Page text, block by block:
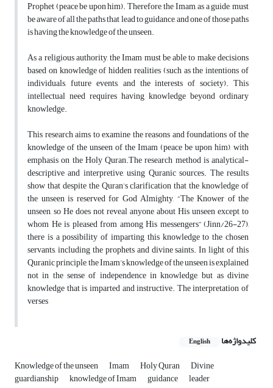
Prophet (peace be upon him). Therefore, the Imam, as a guide, must
be aware of all the paths that lead to guidance, and one of those paths
is having the knowledge of the unseen.
As a religious authority, the Imam must be able to make decisions
based on knowledge of hidden realities (such as the intentions of
individuals, future events, and the interests of society). This
intellectual need requires having knowledge beyond ordinary
knowledge.
This research aims to examine the reasons and foundations of the
knowledge of the unseen of the Imam (peace be upon him), with
emphasis on the Holy Quran.The research method is analytical-
descriptive and interpretive, using Quranic sources. The results
show that despite the Quran’s clarification that the knowledge of
the unseen is reserved for God Almighty, “The Knower of the
unseen, so He does not reveal anyone about His unseen except to
whom He is pleased from among His messengers” (Jinn/26-27),
there is a possibility of imparting this knowledge to the chosen
servants, including the prophets and divine saints. In light of this
Quranic principle, the Imam’s knowledge of the unseen is explained
not in the sense of independence in knowledge, but as divine
knowledge that is imparted and instructive. The interpretation of
verses
کلیدواژه‌ها English
Knowledge of the unseen Imam Holy Quran Divine
guardianship knowledge of Imam guidance leader